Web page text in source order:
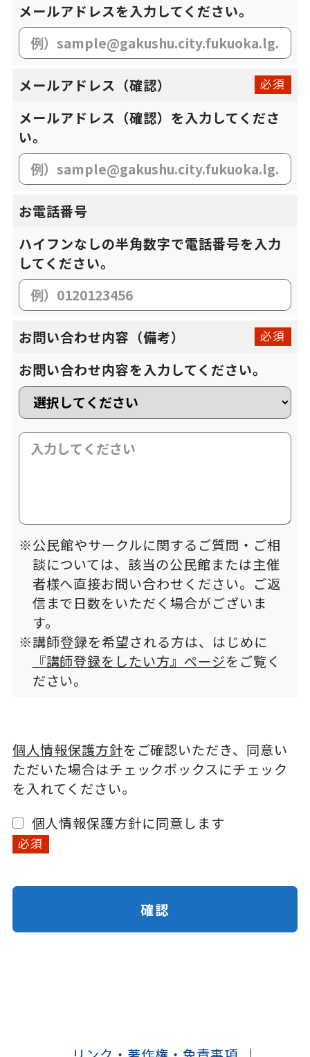
メールアドレスを入力してください。
メールアドレス（確認） 必須
メールアドレス（確認）を入力してくださ
い。
お電話番号
ハイフンなしの半角数字で電話番号を入力
してください。
お問い合わせ内容 （備考） 必須
お問い合わせ内容を入力してください。
※公民館やサークルに関するご質問・ご相
談については、該当の公民館または主催
者様へ直接お問い合わせください。ご返
信まで日数をいただく場合がございま
す。
※講師登録を希望される方は、はじめに
『講師登録をしたい方』ページをご覧く
ださい。
個人情報保護方針をご確認いただき、同意い
ただいた場合はチェックボックスにチェック
を入れてください。
個人情報保護方針に同意します
必須
確認